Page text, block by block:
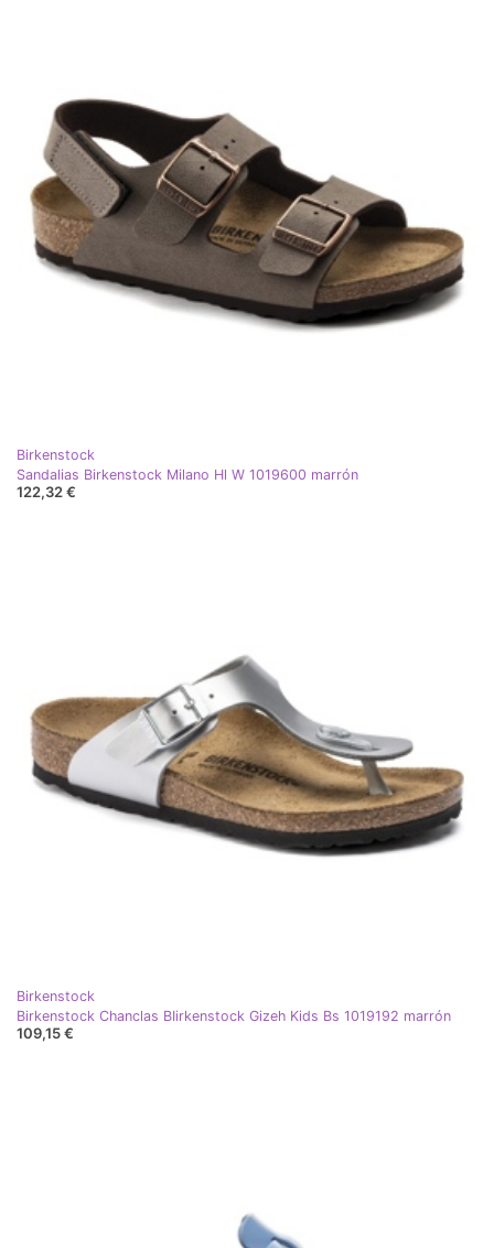
Birkenstock
Sandalias Birkenstock Milano Hl W 1019600 marrón
122,32 €
Birkenstock
Birkenstock Chanclas BIirkenstock Gizeh Kids Bs 1019192 marrón
109,15 €